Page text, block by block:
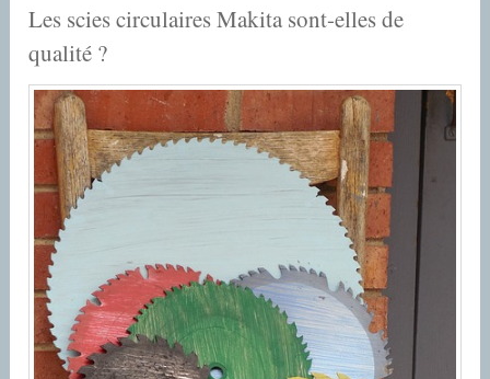
Les scies circulaires Makita sont-elles de
qualité ?